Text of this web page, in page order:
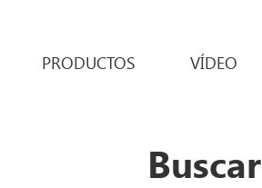
PRODUCTOS VÍDEO
Buscar